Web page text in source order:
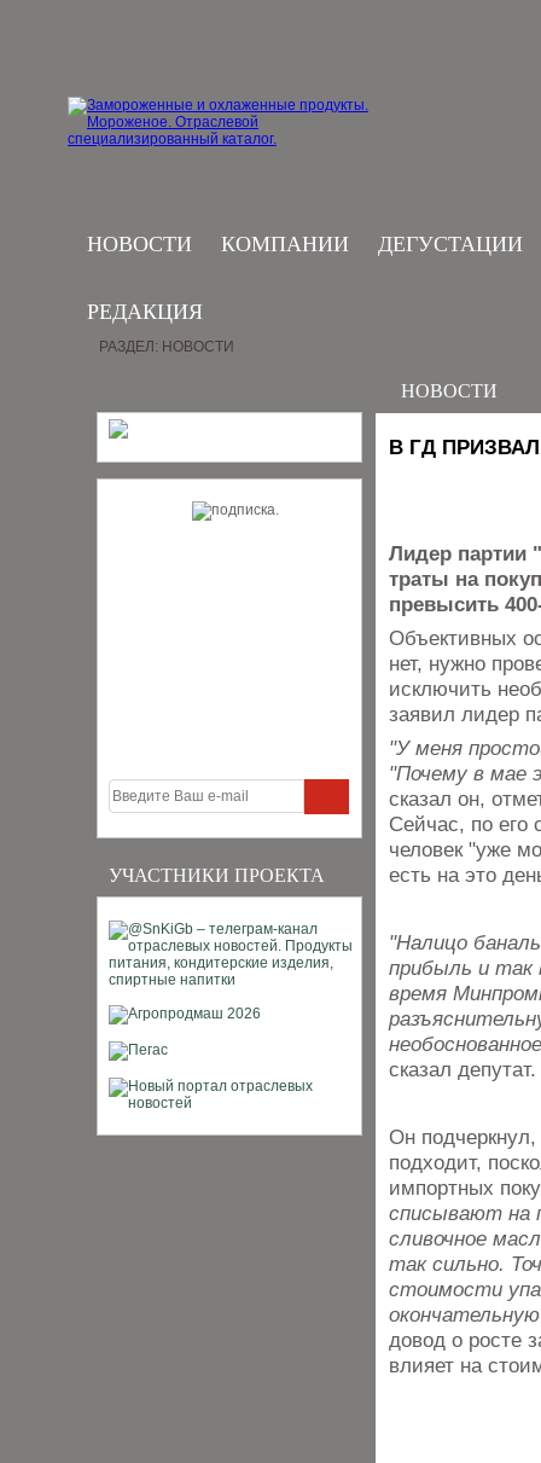
НОВОСТИ КОМПАНИИ ДЕГУСТАЦИИ
РЕДАКЦИЯ
УЧАСТНИКИ ПРОЕКТА
РАЗДЕЛ: НОВОСТИ
НОВОСТИ
В ГД
Лидер партии
траты на
превысить
Объективных
нет, нужно
исключить
заявил лидер
"У меня
"Почему в мае
сказал он,
Сейчас, по его
человек "уже
есть на это
"Налицо
прибыль и так
время
сказал депутат.
Он подчеркнул,
подходит,
импортных
списывают на
сливочное
так сильно.
стоимости
довод о росте
влияет на